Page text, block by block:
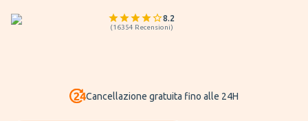
8.2
(16354 Recensioni)
Cancellazione gratuita fino alle 24H